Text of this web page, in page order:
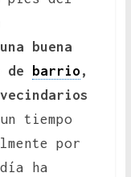
buena
de
barrio,
tiempo
por
ha